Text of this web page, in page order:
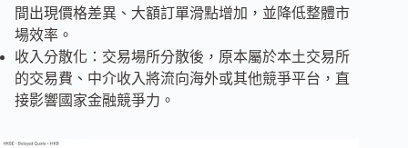
間出現價格差異、大額訂單滑點增加，並降低整體市
場效率。
收入分散化：交易場所分散後，原本屬於本土交易所
的交易費、中介收入將流向海外或其他競爭平台，直
接影響國家金融競爭力。